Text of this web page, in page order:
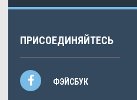
ПРИСОЕДИНЯЙТЕСЬ
ФЭЙСБУК